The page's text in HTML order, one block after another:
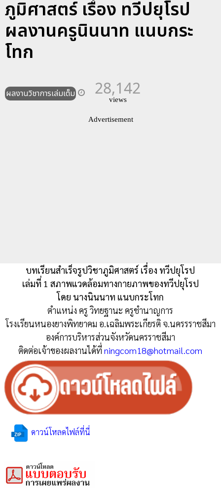
ภูมิศาสตร์ เรื่อง ทวีปยุโรป
ผลงานครูนินนาท แนบกระ
โทก
ผลงานวิชาการเล่มเต็ม 28,142
views
Advertisement
บทเรียนสำเร็จรูปวิชาภูมิศาสตร์ เรื่อง ทวีปยุโรป
เล่มที่ 1 สภาพแวดล้อมทางกายภาพของทวีปยุโรป
โดย นางนินนาท แนบกระโทก
ตำแหน่ง ครู วิทยฐานะ ครูชำนาญการ
โรงเรียนหนองยางพิทยาคม อ.เฉลิมพระเกียรติ จ.นครรราชสีมา
องค์การบริหารส่วนจังหวัดนครราชสีมา
ติดต่อเจ้าของผลงานได้ที่ningcom18@hotmail.com
ดาวน์โหลดไฟล์ที่นี่